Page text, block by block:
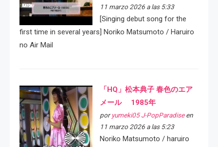
11 marzo 2026 a las 5:33
[Singing debut song for the
first time in several years] Noriko Matsumoto / Haruiro
no Air Mail
「HQ」松本典子 春色のエア
メール 1985年
por yumeki05 J-PopParadiseen
11 marzo 2026 a las 5:23
Noriko Matsumoto / haruiro